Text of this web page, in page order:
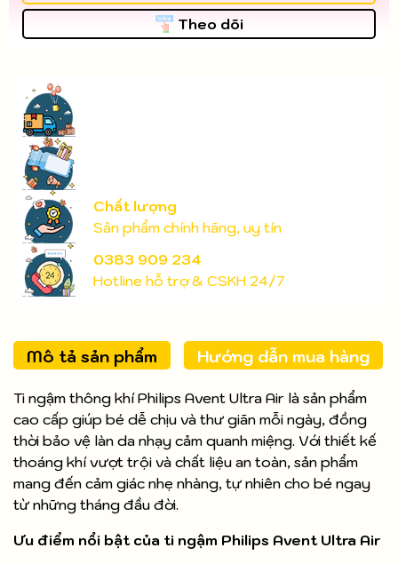
Theo dõi
Chất lượng
Sản phẩm chính hãng, uy tín
0383 909 234
Hotline hỗ trợ & CSKH 24/7
Mô tả sản phẩm Hướng dẫn mua hàng
Ti ngậm thông khí Philips Avent Ultra Air là sản phẩm
cao cấp giúp bé dễ chịu và thư giãn mỗi ngày, đồng
thời bảo vệ làn da nhạy cảm quanh miệng. Với thiết kế
thoáng khí vượt trội và chất liệu an toàn, sản phẩm
mang đến cảm giác nhẹ nhàng, tự nhiên cho bé ngay
từ những tháng đầu đời.
Ưu điểm nổi bật của ti ngậm Philips Avent Ultra Air